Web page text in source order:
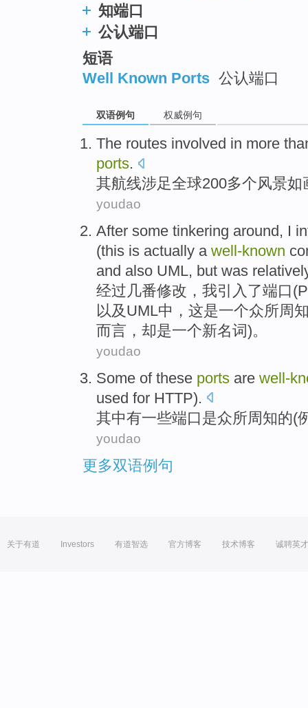
知端口
公认端口
短语
Well Known Ports 公认端口
双语例句 权威例句
The routes involved in more
ports.
其航线涉足全球200多个风景如
youdao
After some tinkering around, I
(this is actually a well-known
and also UML, but was
经过 几番修改， 我引入 了端口
以及 UML中， 这是一个众所周
而言，却是一个新名词)。
youdao
Some of these ports are well-
used for HTTP).
其中有一些端口是众所周知的(
youdao
更多双语例句
关于有道 Investors 有道智选 官方博客 技术博客 诚聘英才